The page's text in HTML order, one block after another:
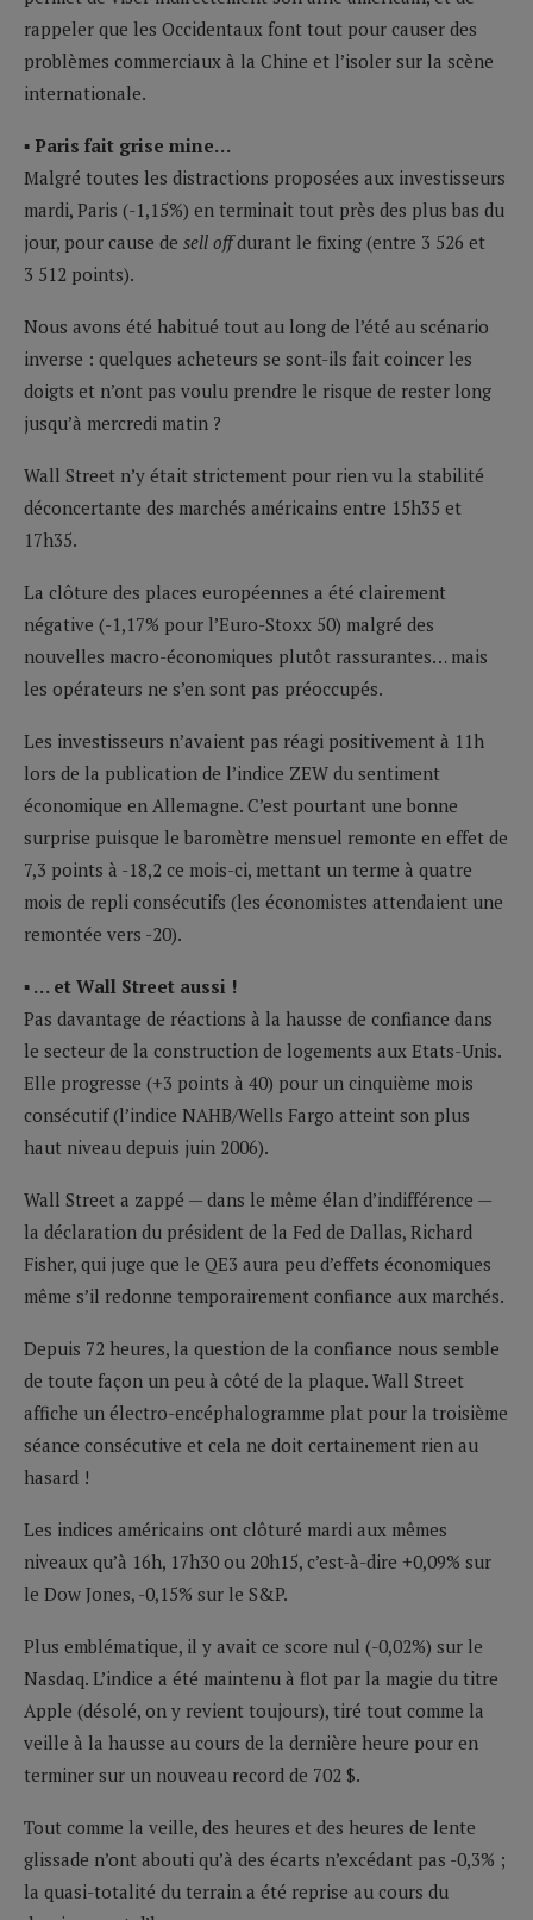
rappeler que les Occidentaux font tout pour causer des
problèmes commerciaux à la Chine et l’isoler sur la scène
internationale.
▪ Paris fait grise mine…
Malgré toutes les distractions proposées aux investisseurs
mardi, Paris (-1,15%) en terminait tout près des plus bas du
jour, pour cause de sell offdurant le fixing (entre 3 526 et
3 512 points).
Nous avons été habitué tout au long de l’été au scénario
inverse : quelques acheteurs se sont-ils fait coincer les
doigts et n’ont pas voulu prendre le risque de rester long
jusqu’à mercredi matin ?
Wall Street n’y était strictement pour rien vu la stabilité
déconcertante des marchés américains entre 15h35 et
17h35.
La clôture des places européennes a été clairement
négative (-1,17% pour l’Euro-Stoxx 50) malgré des
nouvelles macro-économiques plutôt rassurantes… mais
les opérateurs ne s’en sont pas préoccupés.
Les investisseurs n’avaient pas réagi positivement à 11h
lors de la publication de l’indice ZEW du sentiment
économique en Allemagne. C’est pourtant une bonne
surprise puisque le baromètre mensuel remonte en effet de
7,3 points à -18,2 ce mois-ci, mettant un terme à quatre
mois de repli consécutifs (les économistes attendaient une
remontée vers -20).
▪ … et Wall Street aussi !
Pas davantage de réactions à la hausse de confiance dans
le secteur de la construction de logements aux Etats-Unis.
Elle progresse (+3 points à 40) pour un cinquième mois
consécutif (l’indice NAHB/Wells Fargo atteint son plus
haut niveau depuis juin 2006).
Wall Street a zappé — dans le même élan d’indifférence —
la déclaration du président de la Fed de Dallas, Richard
Fisher, qui juge que le QE3 aura peu d’effets économiques
même s’il redonne temporairement confiance aux marchés.
Depuis 72 heures, la question de la confiance nous semble
de toute façon un peu à côté de la plaque. Wall Street
affiche un électro-encéphalogramme plat pour la troisième
séance consécutive et cela ne doit certainement rien au
hasard !
Les indices américains ont clôturé mardi aux mêmes
niveaux qu’à 16h, 17h30 ou 20h15, c’est-à-dire +0,09% sur
le Dow Jones, -0,15% sur le S&P.
Plus emblématique, il y avait ce score nul (-0,02%) sur le
Nasdaq. L’indice a été maintenu à flot par la magie du titre
Apple (désolé, on y revient toujours), tiré tout comme la
veille à la hausse au cours de la dernière heure pour en
terminer sur un nouveau record de 702 $.
Tout comme la veille, des heures et des heures de lente
glissade n’ont abouti qu’à des écarts n’excédant pas -0,3% ;
la quasi-totalité du terrain a été reprise au cours du